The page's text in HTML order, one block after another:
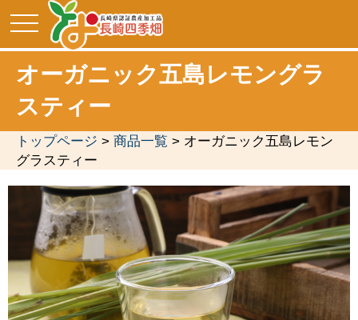
toggle
navigation
オーガニック五島レモングラ
スティー
トップページ > 商品一覧 > オーガニック五島レモン
グラスティー